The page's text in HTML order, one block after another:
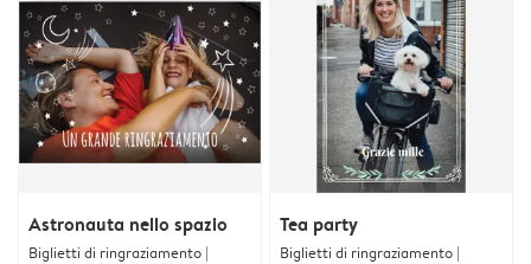
Astronauta nello spazio
Biglietti di ringraziamento |
Tea party
Biglietti di ringraziamento |